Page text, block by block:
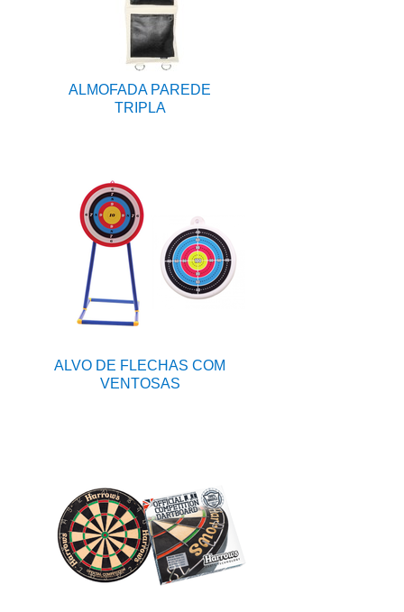
ALMOFADA PAREDE
TRIPLA
ALVO DE FLECHAS COM
VENTOSAS